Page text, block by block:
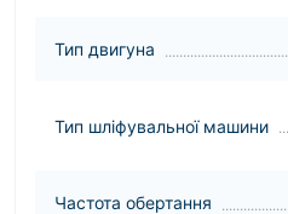
Тип двигуна
Тип шліфувальної машини
Частота обертання